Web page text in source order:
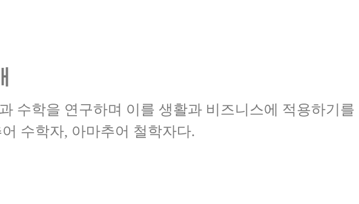
수학을 연구하며 이를 생활과 비즈니스에 적용하기를